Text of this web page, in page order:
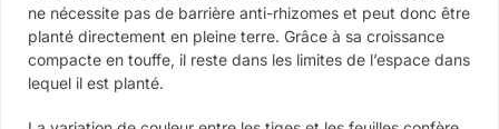
ne nécessite pas de barrière anti-rhizomes et peut donc être
planté directement en pleine terre. Grâce à sa croissance
compacte en touffe, il reste dans les limites de l’espace dans
lequel il est planté.